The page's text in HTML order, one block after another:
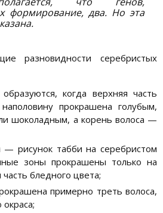
формирование, два. Но эта
разновидности серебристых
когда верхняя часть
прокрашена голубым,
шоколадным, а корень волоса —
— рисунок табби на серебристом
зоны прокрашены только на
часть бледного цвета;
примерно треть волоса,